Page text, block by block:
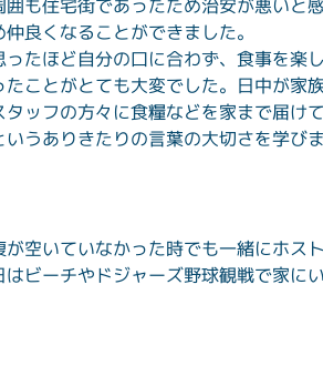
も住宅街であったため治安が悪いと
良くなることができました。
たほど自分の口に合わず、食事を楽
ことがとても大変でした。日中が家
ッフの方々に食糧などを家まで届け
うありきたりの言葉の大切さを学びま
空いていなかった時でも一緒にホス
ビーチやドジャーズ野球観戦で家に